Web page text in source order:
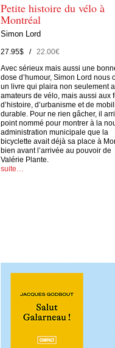
Petite histoire du vélo à
Montréal
Simon Lord
27.95$ /22.00€
Avec sérieux mais aussi une
dose d’humour, Simon Lord nous
un livre qui plaira non seulement
amateurs de vélo, mais aussi aux
d’histoire, d’urbanisme et de
durable. Pour ne rien gâcher, il
point nommé pour montrer à la
administration municipale que la
bicyclette avait déjà sa place à
bien avant l’arrivée au pouvoir de
Valérie Plante.
suite…